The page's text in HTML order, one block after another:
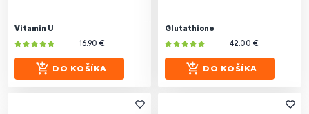
Vitamin U
16.90 €
DO KOŠÍKA
Glutathione
42.00 €
DO KOŠÍKA